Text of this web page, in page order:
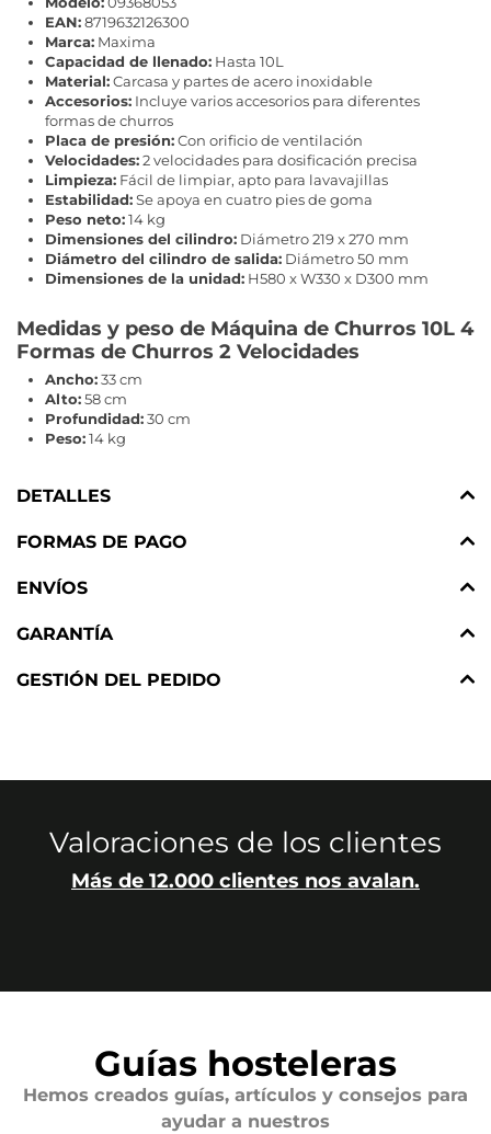
EAN:8719632126300
Marca: Maxima
Capacidad de llenado: Hasta 10L
Material:Carcasa y partes de acero inoxidable
Accesorios: Incluye varios accesorios para diferentes
formas de churros
Placa de presión:Con orificio de ventilación
Velocidades:2 velocidades para dosificación precisa
Limpieza: Fácil de limpiar, apto para lavavajillas
Estabilidad:Se apoya en cuatro pies de goma
Peso neto:14 kg
Dimensiones del cilindro: Diámetro 219 x 270 mm
Diámetro del cilindro de salida: Diámetro 50 mm
Dimensiones de la unidad: H580 x W330 x D300 mm
Medidas y peso de Máquina de Churros 10L 4
Formas de Churros 2 Velocidades
Ancho:33 cm
Alto:58 cm
Profundidad:30 cm
Peso:14 kg
DETALLES
FORMAS DE PAGO
ENVÍOS
GARANTÍA
GESTIÓN DEL PEDIDO
Valoraciones de los clientes
Más de 12.000 clientes nos avalan.
Guías hosteleras
Hemos creados guías, artículos y consejos para
ayudar a nuestros